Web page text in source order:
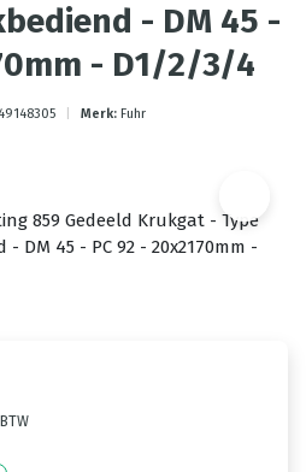
- DM 45 -
- D1/2/3/4
Merk: Fuhr